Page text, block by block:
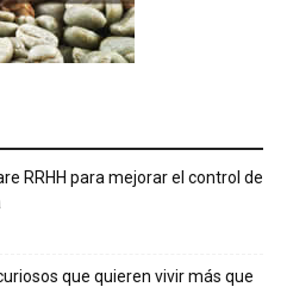
RRHH para mejorar el control de
que quieren vivir más que